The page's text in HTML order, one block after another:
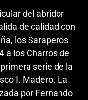
del abridor
de calidad con
los Saraperos
a los Charros de
serie de la
I. Madero. La
por Fernando